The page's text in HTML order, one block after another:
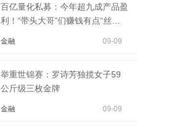
百亿量化私募：今年超九成产品盈
利！“带头大哥”们赚钱有点“丝
金融 09-09
举重世锦赛：罗诗芳独揽女子59
公斤级三枚金牌
金融 09-09